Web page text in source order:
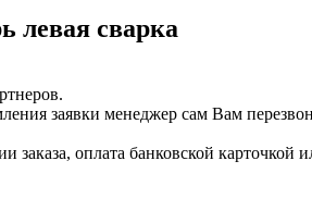
левая сварка
заявки менеджер сам Вам
оплата банковской карточкой